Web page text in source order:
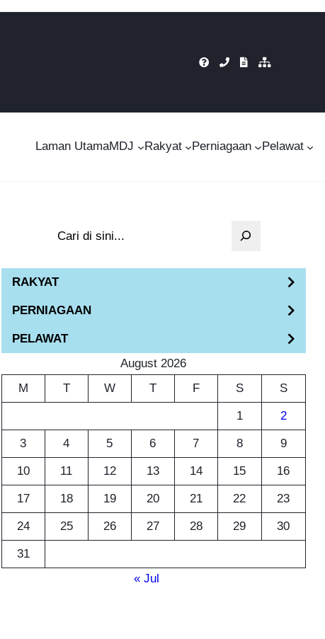
Laman UtamaMDJ Rakyat Perniagaan Pelawat
a
c
h
RAKYAT
PERNIAGAAN
PELAWAT
August 2026
M
T W T F S S
1 2
3 4 5 6 7 8 9
10 11 12 13 14 15 16
17 18 19 20 21 22 23
24 25 26 27 28 29 30
31
« Jul